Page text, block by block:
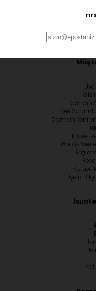
Domain
Veri
Domain
Kişisel
Who is
Kötüye
Üyelik